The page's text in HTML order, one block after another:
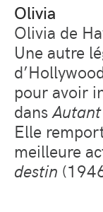
Olivia
Olivia de
Une autre
pour avoir
dans
Elle
meilleure
destin